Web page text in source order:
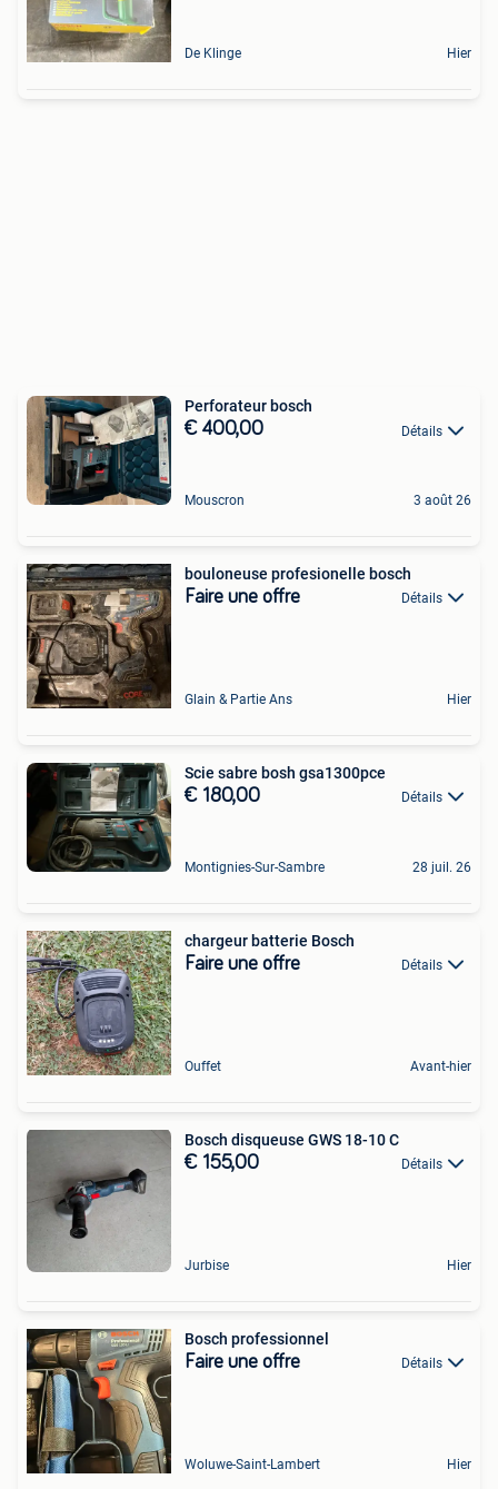
De Klinge Hier
Perforateur bosch
€ 400,00 Détails
Mouscron 3 août 26
bouloneuse profesionelle bosch
Faire une offre Détails
Glain & Partie Ans Hier
Scie sabre bosh gsa1300pce
€ 180,00 Détails
Montignies-Sur-Sambre 28 juil. 26
chargeur batterie Bosch
Faire une offre Détails
Ouffet Avant-hier
Bosch disqueuse GWS 18-10 C
€ 155,00 Détails
Jurbise Hier
Bosch professionnel
Faire une offre Détails
Woluwe-Saint-Lambert Hier